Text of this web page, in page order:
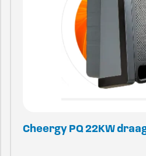
Cheergy PQ 22KW